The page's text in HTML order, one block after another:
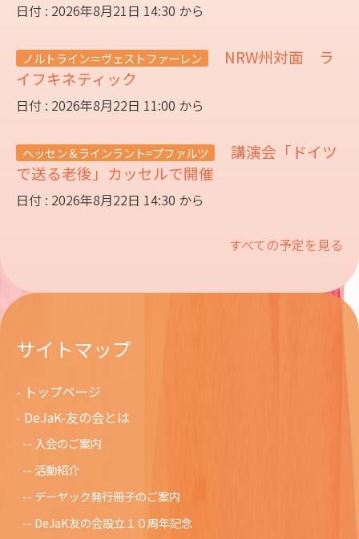
日付 : 2026年8月21日 14:30 から
ノルトライン＝ヴェストファーレン
NRW州対面 ラ
イフキネティック
日付 : 2026年8月22日 11:00 から
ヘッセン＆ラインラント=プファルツ
講演会「ドイツ
で送る老後」カッセルで開催
日付 : 2026年8月22日 14:30 から
すべての予定を見る
サイトマップ
トップページ
DeJaK-友の会とは
入会のご案内
活動紹介
デーヤック発行冊子のご案内
DeJaK友の会設立１０周年記念